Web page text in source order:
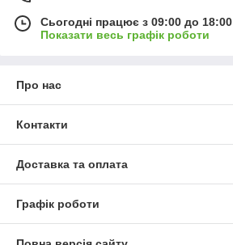
Сьогодні працює з 09:00 до 18:00
Показати весь графік роботи
Про нас
Контакти
Доставка та оплата
Графік роботи